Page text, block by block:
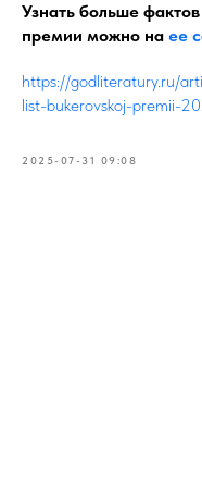
Узнать больше
премии можно на ее
https://godliteratury.ru/
list-bukerovskoj-premii-
2025-07-31 09:08